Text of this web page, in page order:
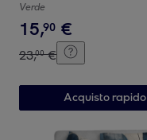
Verde
15,90 €
23,00 €
Acquisto rapido